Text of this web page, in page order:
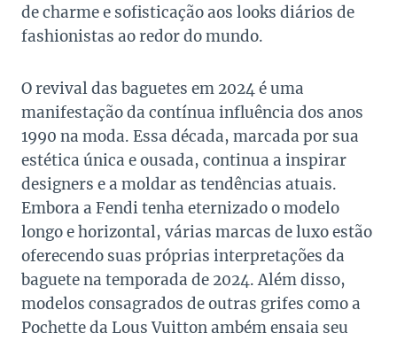
de charme e sofisticação aos looks diários de
fashionistas ao redor do mundo.
O revival das baguetes em 2024 é uma
manifestação da contínua influência dos anos
1990 na moda. Essa década, marcada por sua
estética única e ousada, continua a inspirar
designers e a moldar as tendências atuais.
Embora a Fendi tenha eternizado o modelo
longo e horizontal, várias marcas de luxo estão
oferecendo suas próprias interpretações da
baguete na temporada de 2024. Além disso,
modelos consagrados de outras grifes como a
Pochette da Lous Vuitton ambém ensaia seu